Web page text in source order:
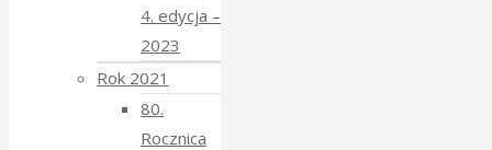
4. edycja –
2023
Rok 2021
80.
Rocznica